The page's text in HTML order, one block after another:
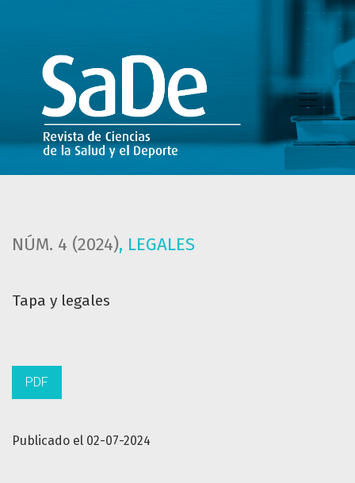
NÚM. 4 (2024), LEGALES
Tapa y legales
Publicado el 02-07-2024
PDF